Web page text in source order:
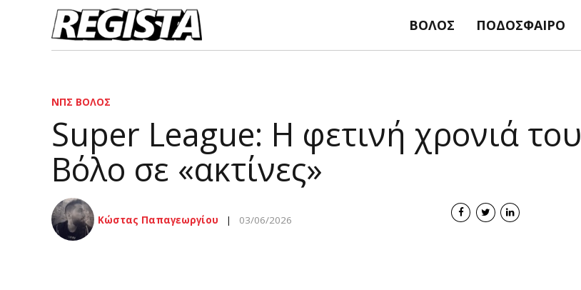
ΒΌΛΟΣ ΠΟΔΌΣΦΑΙΡΟ
ΝΠΣ ΒΌΛΟΣ
Super League: Η φετινή χρονιά του
Βόλο σε «ακτίνες»
Κώστας Παπαγεωργίου 03/06/2026